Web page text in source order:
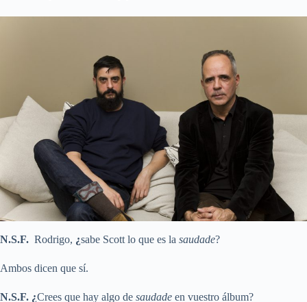
N.S.F. Rodrigo, ¿sabe Scott lo que es la saudade?
Ambos dicen que sí.
N.S.F. ¿Crees que hay algo de saudade en vuestro álbum?